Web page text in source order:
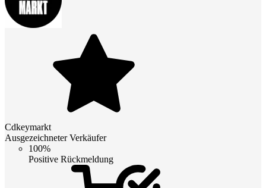
Cdkeymarkt
Ausgezeichneter Verkäufer
100%
Positive Rückmeldung